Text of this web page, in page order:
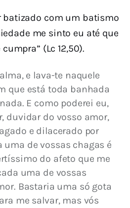
batizado com um batismo
me sinto eu até que
cumpra” (Lc 12,50).
e lava-te naquele
que está toda banhada
E como poderei eu,
duvidar do vosso amor,
e dilacerado por
uma de vossas chagas é
do afeto que me
uma de vossas
Bastaria uma só gota
me salvar, mas vós